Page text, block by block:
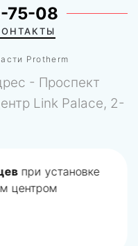
Protherm
75-08
- Проспект
Link Palace, 2-
при установке
центром